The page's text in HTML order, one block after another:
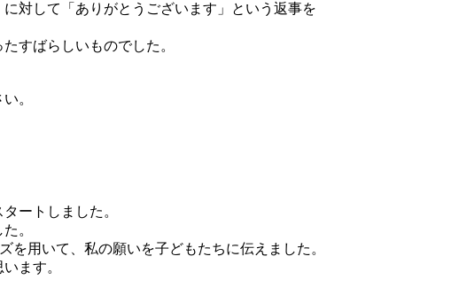
対して「ありがとうございます」という返事を
たすばらしいものでした。
。
ートしました。
。
用いて、私の願いを子どもたちに伝えました。
ます。